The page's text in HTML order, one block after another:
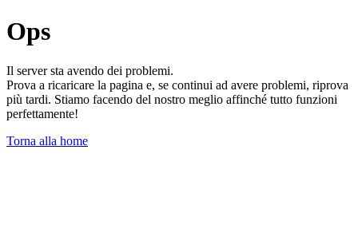
Ops
Il server sta avendo dei problemi.
Prova a ricaricare la pagina e, se continui ad avere problemi, riprova
più tardi. Stiamo facendo del nostro meglio affinché tutto funzioni
perfettamente!
Torna alla home